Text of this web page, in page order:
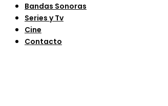
Bandas Sonoras
Series y Tv
Cine
Contacto